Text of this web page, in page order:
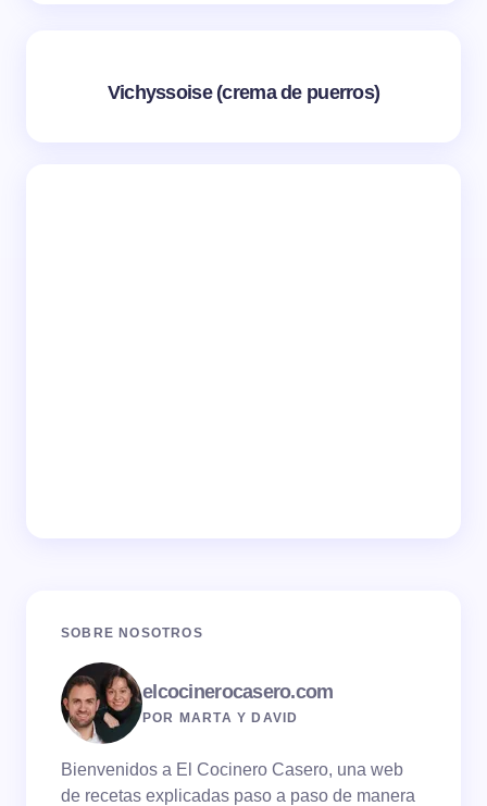
Vichyssoise (crema de puerros)
SOBRE NOSOTROS
elcocinerocasero.com
POR MARTA Y DAVID
Bienvenidos a El Cocinero Casero, una web
de recetas explicadas paso a paso de manera